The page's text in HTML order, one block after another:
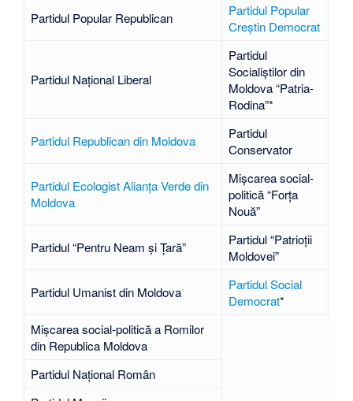
Partidul Popular Republican
Partidul Popular
Creștin Democrat
Partidul Național Liberal
Partidul
Socialiștilor din
Moldova “Patria-
Rodina”*
Partidul Republican din Moldova
Partidul
Conservator
Partidul Ecologist Alianța Verde din
Moldova
Mișcarea social-
politică “Forța
Nouă”
Partidul “Pentru Neam și Țară”
Partidul “Patrioții
Moldovei”
Partidul Umanist din Moldova
Partidul Social
Democrat*
Mișcarea social-politică a Romilor
din Republica Moldova
Partidul Național Român